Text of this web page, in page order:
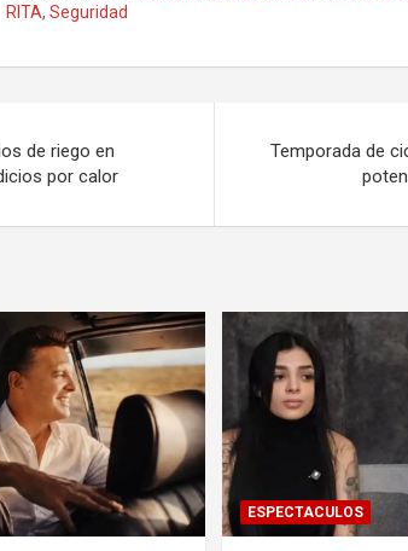
RITA,Seguridad
de riego en
por calor
Temporada de
ESPECTACULOS